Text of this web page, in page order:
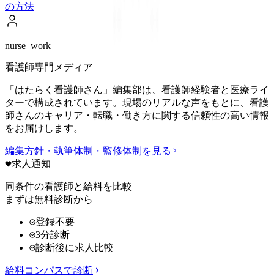
の方法
nurse_work
看護師専門メディア
「はたらく看護師さん」編集部は、看護師経験者と医療ライ
ターで構成されています。現場のリアルな声をもとに、看護
師さんのキャリア・転職・働き方に関する信頼性の高い情報
をお届けします。
編集方針・執筆体制・監修体制を見る
求人通知
同条件の看護師と給料を比較
まずは無料診断から
登録不要
3分診断
診断後に求人比較
給料コンパスで診断